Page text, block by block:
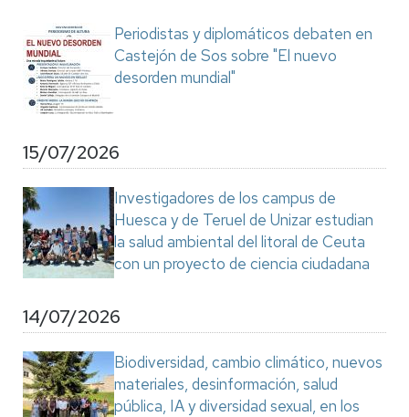
Periodistas y diplomáticos debaten en
Castejón de Sos sobre "El nuevo
desorden mundial"
15/07/2026
Investigadores de los campus de
Huesca y de Teruel de Unizar estudian
la salud ambiental del litoral de Ceuta
con un proyecto de ciencia ciudadana
14/07/2026
Biodiversidad, cambio climático, nuevos
materiales, desinformación, salud
pública, IA y diversidad sexual, en los